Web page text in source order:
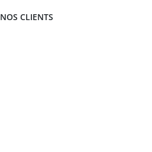
NOS CLIENTS